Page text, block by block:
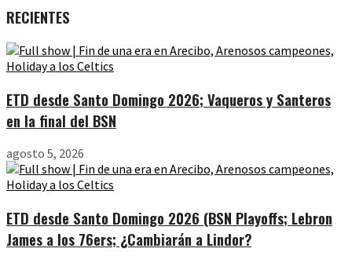
RECIENTES
ETD desde Santo Domingo 2026; Vaqueros y Santeros
en la final del BSN
agosto 5, 2026
ETD desde Santo Domingo 2026 (BSN Playoffs; Lebron
James a los 76ers; ¿Cambiarán a Lindor?